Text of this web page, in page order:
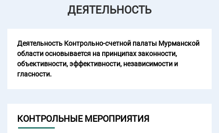
ДЕЯТЕЛЬНОСТЬ
Деятельность Контрольно-счетной палаты Мурманской
области основывается на принципах законности,
объективности, эффективности, независимости и
гласности.
КОНТРОЛЬНЫЕ МЕРОПРИЯТИЯ